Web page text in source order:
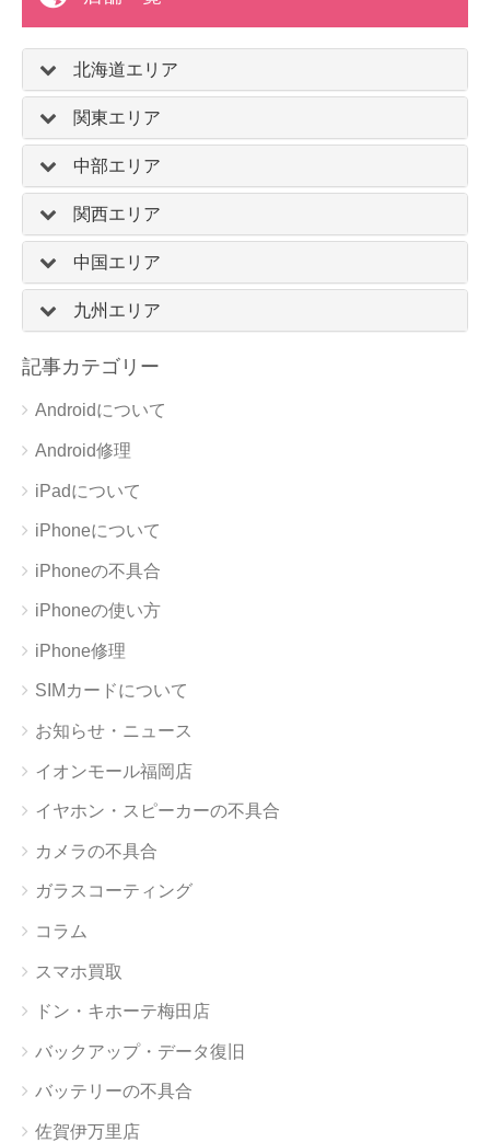
北海道エリア
関東エリア
中部エリア
関西エリア
中国エリア
九州エリア
記事カテゴリー
Androidについて
Android修理
iPadについて
iPhoneについて
iPhoneの不具合
iPhoneの使い方
iPhone修理
SIMカードについて
お知らせ・ニュース
イオンモール福岡店
イヤホン・スピーカーの不具合
カメラの不具合
ガラスコーティング
コラム
スマホ買取
ドン・キホーテ梅田店
バックアップ・データ復旧
バッテリーの不具合
佐賀伊万里店